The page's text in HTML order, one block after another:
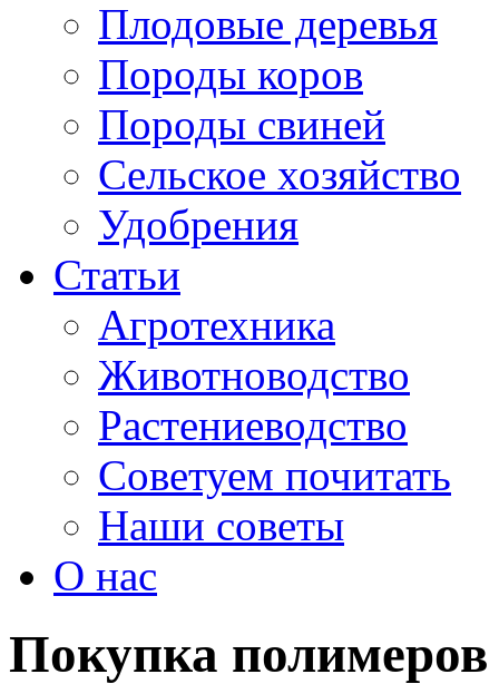
Плодовые деревья
Породы коров
Породы свиней
Сельское хозяйство
Удобрения
Статьи
Агротехника
Животноводство
Растениеводство
Советуем почитать
Наши советы
О нас
Покупка полимеров